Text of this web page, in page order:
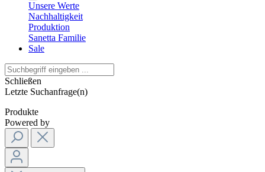
Unsere Werte
Nachhaltigkeit
Produktion
Sanetta Familie
Sale
Schließen
Letzte Suchanfrage(n)
Produkte
Powered by